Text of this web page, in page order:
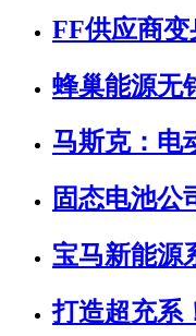
FF供应商
蜂巢能源无
马斯克：电
固态电池公
宝马新能源
打造超充系